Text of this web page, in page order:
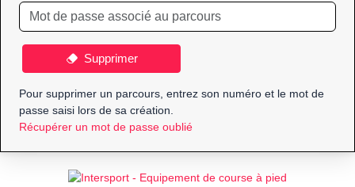
Supprimer
Pour supprimer un parcours, entrez son numéro et le mot de
passe saisi lors de sa création.
Récupérer un mot de passe oublié